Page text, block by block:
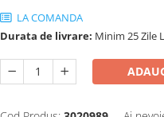
LA COMANDA
Durata de livrare: Minim 25 Zile